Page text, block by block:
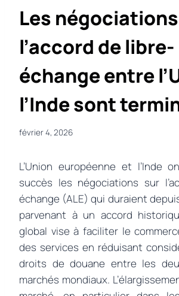
Les
l’accord de libre-
échange entre
l’Inde sont
février 4, 2026
L’Union européenne et l’Inde
succès les négociations sur
échange (ALE) qui duraient
parvenant à un accord
global vise à faciliter le
des services en réduisant
droits de douane entre les
marchés mondiaux.